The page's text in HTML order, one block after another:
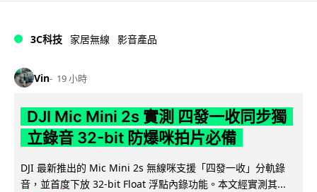
3C科技 家居無線 影音產品
Vin 19 小時
DJI Mic Mini 2s 實測 四發一收同步獨
立錄音 32-bit 防爆咪拍片必備
DJI 最新推出的 Mic Mini 2s 無線咪支援「四發一收」分軌錄
音，並首度下放 32-bit Float 浮點內錄功能。本文經實測其...